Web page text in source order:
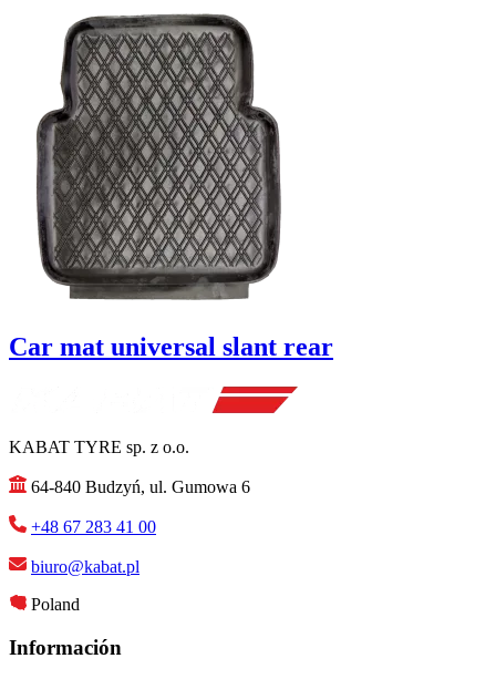
Car mat universal slant rear
KABAT TYRE sp. z o.o.
64-840 Budzyń, ul. Gumowa 6
+48 67 283 41 00
biuro@kabat.pl
Poland
Información